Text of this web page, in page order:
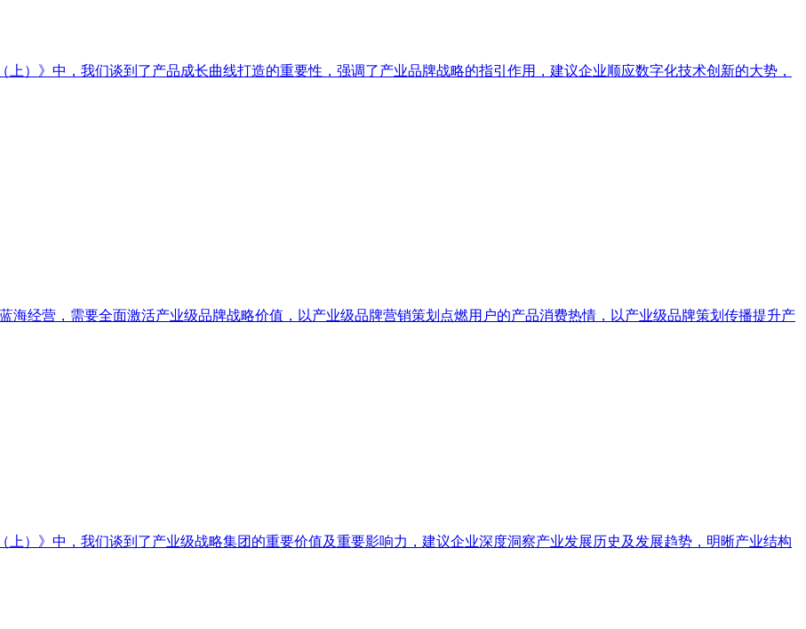
）》中，我们谈到了产品成长曲线打造的重要性，强调了产业品牌战略的指引作用，建议企业顺应数字化技术创新的大势，
海经营，需要全面激活产业级品牌战略价值，以产业级品牌营销策划点燃用户的产品消费热情，以产业级品牌策划传播提升产
）》中，我们谈到了产业级战略集团的重要价值及重要影响力，建议企业深度洞察产业发展历史及发展趋势，明晰产业结构